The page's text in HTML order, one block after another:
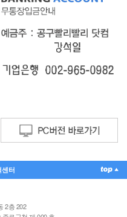
센터
2층 202